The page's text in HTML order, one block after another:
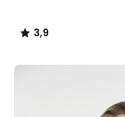
3,9
/